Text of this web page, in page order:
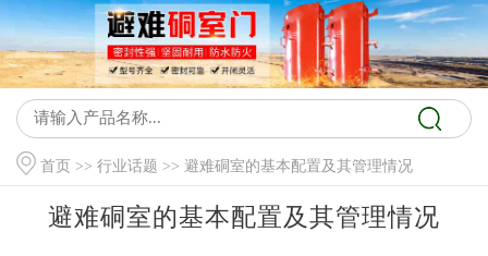
首页 >>行业话题 >> 避难硐室的基本配置及其管理情况
避难硐室的基本配置及其管理情况